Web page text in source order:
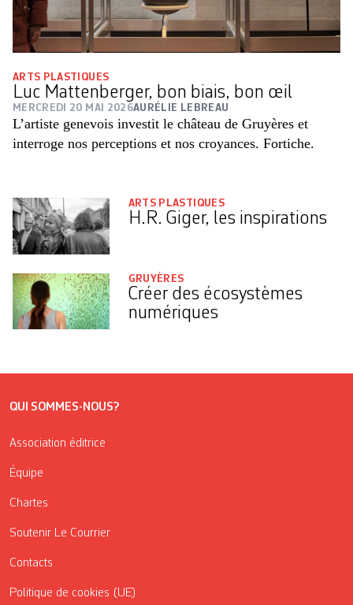
ARTS PLASTIQUES
Luc Mattenberger, bon biais, bon œil
MERCREDI 20 MAI 2026AURÉLIE LEBREAU
L’artiste genevois investit le château de Gruyères et
interroge nos perceptions et nos croyances. Fortiche.
ARTS PLASTIQUES
H.R. Giger, les inspirations
GRUYÈRES
Créer des écosystèmes
numériques
QUI SOMMES-NOUS?
Association éditrice
Équipe
Chartes
Soutenir Le Courrier
Contacts
Politique de cookies (UE)